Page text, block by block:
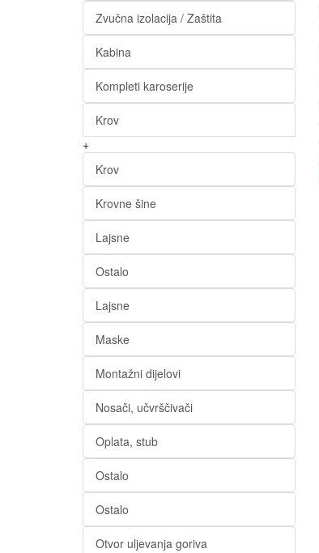
Zvučna izolacija / Zaštita
Kabina
Kompleti karoserije
Krov
+
Krov
Krovne šine
Lajsne
Ostalo
Lajsne
Maske
Montažni dijelovi
Nosači, učvrščivači
Oplata, stub
Ostalo
Ostalo
Otvor uljevanja goriva